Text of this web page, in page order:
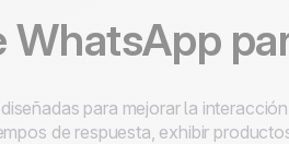
para mejorar la
de respuesta, exhibir